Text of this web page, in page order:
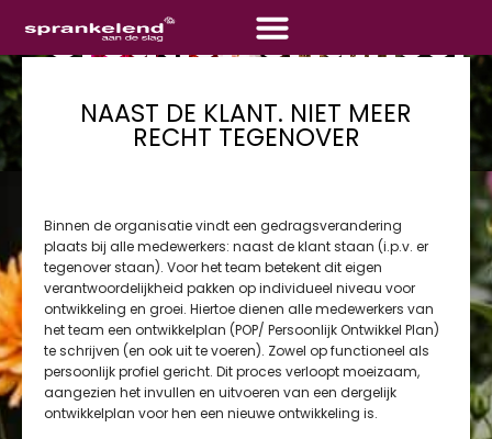
"Creatief, origineel
en met resultaat…"
NAAST DE KLANT. NIET MEER
RECHT TEGENOVER
Binnen de organisatie vindt een gedragsverandering
plaats bij alle medewerkers: naast de klant staan (i.p.v. er
tegenover staan). Voor het team betekent dit eigen
verantwoordelijkheid pakken op individueel niveau voor
ontwikkeling en groei. Hiertoe dienen alle medewerkers van
het team een ontwikkelplan (POP/ Persoonlijk Ontwikkel Plan)
te schrijven (en ook uit te voeren). Zowel op functioneel als
persoonlijk profiel gericht. Dit proces verloopt moeizaam,
aangezien het invullen en uitvoeren van een dergelijk
ontwikkelplan voor hen een nieuwe ontwikkeling is.